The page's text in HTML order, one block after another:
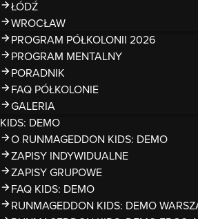
ŁÓDŹ
WROCŁAW
PROGRAM PÓŁKOLONII 2026
PROGRAM MENTALNY
PORADNIK
FAQ PÓŁKOLONIE
GALERIA
KIDS: DEMO
O RUNMAGEDDON KIDS: DEMO
ZAPISY INDYWIDUALNE
ZAPISY GRUPOWE
FAQ KIDS: DEMO
RUNMAGEDDON KIDS: DEMO